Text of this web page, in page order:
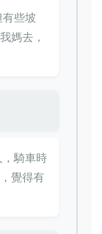
些坡
媽去，
騎車時
覺得有